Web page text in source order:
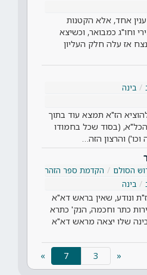
אחד, אלא הקטנות
וחו"ג כמבואר, וכשיצא
אז עלה חלק העליון
בינה
הז"א תמצא עוד בתוך
(בסוד שכל בחמודו
והרצון הזה…
הסולם
הקדמת ספר הזהר
בינה
ונודע, שאין בראש דא"א
כתר וחכמה, הנק' כתרא
שלו יצאה מראש דא"א
«
7
»